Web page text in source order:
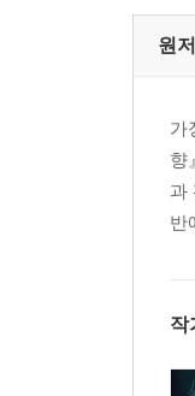
원
가
향
과
반
작